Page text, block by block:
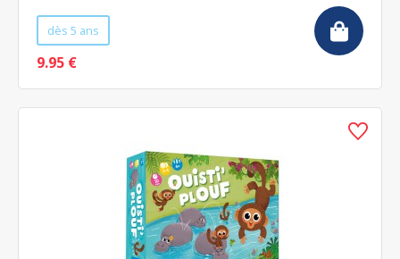
dès 5 ans
9.95 €